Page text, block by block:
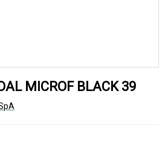
MICROF BLACK 39